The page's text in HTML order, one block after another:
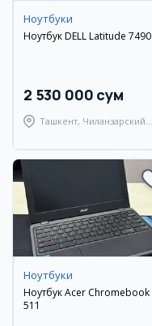
Ноутбуки
Ноутбук DELL Latitude 7490
2 530 000 сум
Ташкент, Чиланзарский
Ноутбуки
Ноутбук Acer Chromebook
511